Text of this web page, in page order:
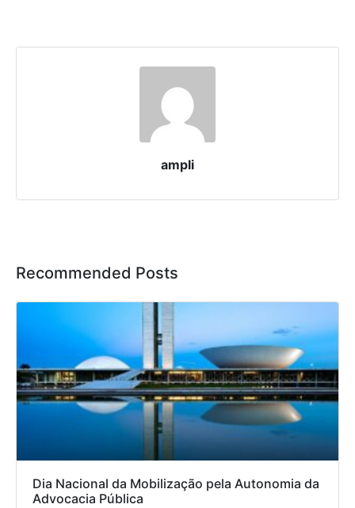
ampli
Recommended Posts
Dia Nacional da Mobilização pela Autonomia da
Advocacia Pública